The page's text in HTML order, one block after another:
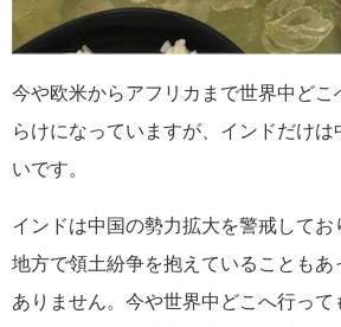
今や欧米からアフリカまで世界中どこ
らけになっていますが、インドだけは
いです。
インドは中国の勢力拡大を警戒して
地方で領土紛争を抱えていることもあ
ありません。今や世界中どこへ行って